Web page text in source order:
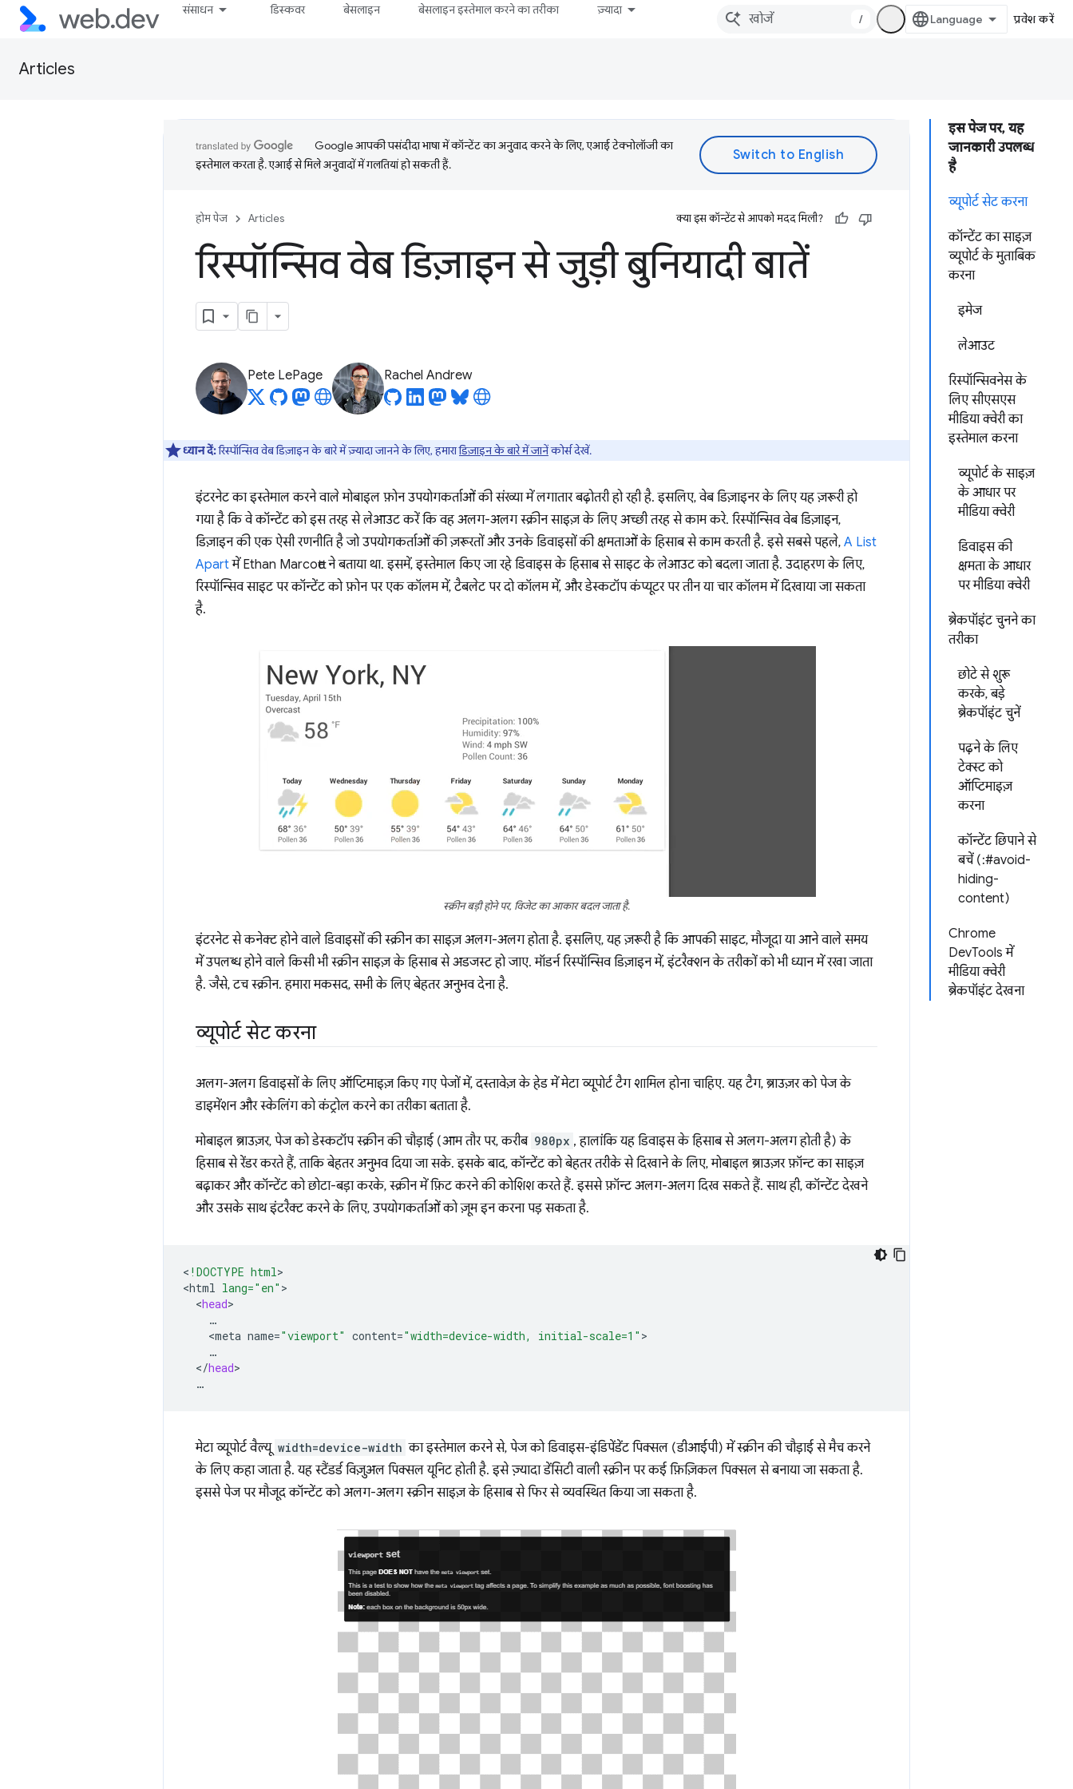
संसाधन डिस्कवर बेसलाइन बेसलाइन इस्तेमाल करने का तरीका ज़्यादा
/ प्रवेश करें
Articles
इस पेज पर, यह
जानकारी उपलब्ध
है
व्यूपोर्ट सेट करना
कॉन्टेंट का साइज़
व्यूपोर्ट के मुताबिक
करना
इमेज
लेआउट
रिस्पॉन्सिवनेस के
लिए सीएसएस
मीडिया क्वेरी का
इस्तेमाल करना
व्यूपोर्ट के साइज़
के आधार पर
मीडिया क्वेरी
डिवाइस की
क्षमता के आधार
पर मीडिया क्वेरी
ब्रेकपॉइंट चुनने का
तरीका
छोटे से शुरू
करके, बड़े
ब्रेकपॉइंट चुनें
पढ़ने के लिए
टेक्स्ट को
ऑप्टिमाइज़
करना
कॉन्टेंट छिपाने से
बचें (:#avoid-
hiding-
content)
Chrome
DevTools में
मीडिया क्वेरी
ब्रेकपॉइंट देखना
Google आपकी पसंदीदा भाषा में कॉन्टेंट का अनुवाद करने के लिए, एआई टेक्नोलॉजी का
इस्तेमाल करता है. एआई से मिले अनुवादों में गलतियां हो सकती हैं.
होम पेज Articles क्या इस कॉन्टेंट से आपको मदद मिली?
रिस्पॉन्सिव वेब डिज़ाइन से जुड़ी बुनियादी बातें
Pete LePage Rachel Andrew
ध्यान दें:रिस्पॉन्सिव वेब डिज़ाइन के बारे में ज़्यादा जानने के लिए, हमाराडिज़ाइन के बारे में जानेंकोर्स देखें.
इंटरनेट का इस्तेमाल करने वाले मोबाइल फ़ोन उपयोगकर्ताओं की संख्या में लगातार बढ़ोतरी हो रही है. इसलिए, वेब डिज़ाइनर के लिए यह ज़रूरी हो
गया है कि वे कॉन्टेंट को इस तरह से लेआउट करें कि वह अलग-अलग स्क्रीन साइज़ के लिए अच्छी तरह से काम करे. रिस्पॉन्सिव वेब डिज़ाइन,
डिज़ाइन की एक ऐसी रणनीति है जो उपयोगकर्ताओं की ज़रूरतों और उनके डिवाइसों की क्षमताओं के हिसाब से काम करती है. इसे सबसे पहले, A List
Apartमें Ethan Marcotte ने बताया था. इसमें, इस्तेमाल किए जा रहे डिवाइस के हिसाब से साइट के लेआउट को बदला जाता है. उदाहरण के लिए,
रिस्पॉन्सिव साइट पर कॉन्टेंट को फ़ोन पर एक कॉलम में, टैबलेट पर दो कॉलम में, और डेस्कटॉप कंप्यूटर पर तीन या चार कॉलम में दिखाया जा सकता
है.
स्क्रीन बड़ी होने पर, विजेट का आकार बदल जाता है.
इंटरनेट से कनेक्ट होने वाले डिवाइसों की स्क्रीन का साइज़ अलग-अलग होता है. इसलिए, यह ज़रूरी है कि आपकी साइट, मौजूदा या आने वाले समय
में उपलब्ध होने वाले किसी भी स्क्रीन साइज़ के हिसाब से अडजस्ट हो जाए. मॉडर्न रिस्पॉन्सिव डिज़ाइन में, इंटरैक्शन के तरीकों को भी ध्यान में रखा जाता
है. जैसे, टच स्क्रीन. हमारा मकसद, सभी के लिए बेहतर अनुभव देना है.
व्यूपोर्ट सेट करना
अलग-अलग डिवाइसों के लिए ऑप्टिमाइज़ किए गए पेजों में, दस्तावेज़ के हेड में मेटा व्यूपोर्ट टैग शामिल होना चाहिए. यह टैग, ब्राउज़र को पेज के
डाइमेंशन और स्केलिंग को कंट्रोल करने का तरीका बताता है.
मोबाइल ब्राउज़र, पेज को डेस्कटॉप स्क्रीन की चौड़ाई (आम तौर पर, करीब 980px , हालांकि यह डिवाइस के हिसाब से अलग-अलग होती है) के
हिसाब से रेंडर करते हैं, ताकि बेहतर अनुभव दिया जा सके. इसके बाद, कॉन्टेंट को बेहतर तरीके से दिखाने के लिए, मोबाइल ब्राउज़र फ़ॉन्ट का साइज़
बढ़ाकर और कॉन्टेंट को छोटा-बड़ा करके, स्क्रीन में फ़िट करने की कोशिश करते हैं. इससे फ़ॉन्ट अलग-अलग दिख सकते हैं. साथ ही, कॉन्टेंट देखने
और उसके साथ इंटरैक्ट करने के लिए, उपयोगकर्ताओं को ज़ूम इन करना पड़ सकता है.
< !DOCTYPE html>
<html lang="en"
<head
<meta name="viewport" content="width=device-width, initial-scale=1"
</head
मेटा व्यूपोर्ट वैल्यू width=device-width का इस्तेमाल करने से, पेज को डिवाइस-इंडिपेंडेंट पिक्सल (डीआईपी) में स्क्रीन की चौड़ाई से मैच करने
के लिए कहा जाता है. यह स्टैंडर्ड विज़ुअल पिक्सल यूनिट होती है. इसे ज़्यादा डेंसिटी वाली स्क्रीन पर कई फ़िज़िकल पिक्सल से बनाया जा सकता है.
इससे पेज पर मौजूद कॉन्टेंट को अलग-अलग स्क्रीन साइज़ के हिसाब से फिर से व्यवस्थित किया जा सकता है.